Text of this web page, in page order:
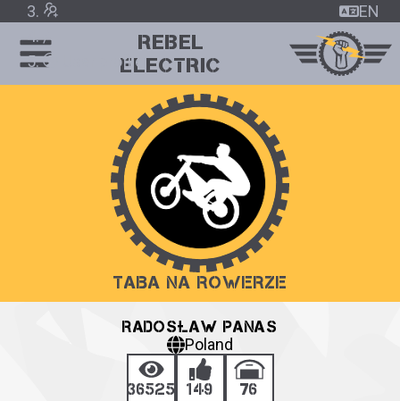
/
User profile
EN
REBEL
ELECTRIC
TABA NA ROWERZE
RADOSŁAW PANAS
Poland
36525 149 76